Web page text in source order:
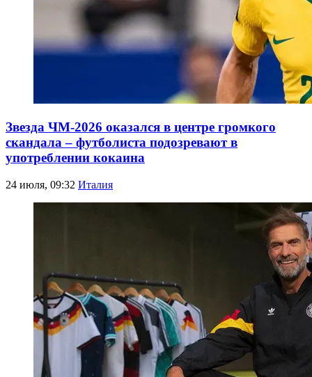
Звезда ЧМ-2026 оказался в центре громкого
скандала – футболиста подозревают в
употреблении кокаина
24 июля, 09:32 Италия